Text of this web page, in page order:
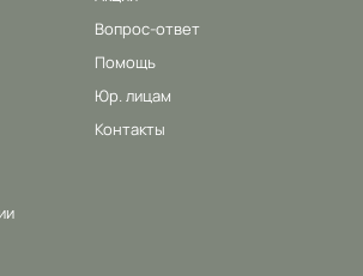
Вопрос-ответ
Помощь
Юр. лицам
Контакты